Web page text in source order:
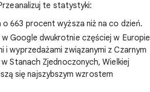
te statystyki:
663 procent wyższa niż na co dzień.
w Google dwukrotnie częściej w Europie
wyprzedażami związanymi z Czarnym
Stanach Zjednoczonych, Wielkiej
się najszybszym wzrostem